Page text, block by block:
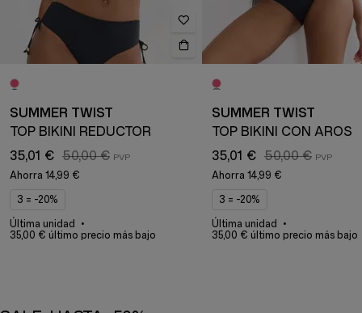
SUMMER TWIST
TOP BIKINI REDUCTOR
35,01 € 50,00 €
Ahorra 14,99 €
3 = -20%
Última unidad
35,00 € último precio más bajo
SUMMER TWIST
TOP BIKINI CON AROS
35,01 € 50,00 €
Ahorra 14,99 €
3 = -20%
Última unidad
35,00 € último precio más bajo